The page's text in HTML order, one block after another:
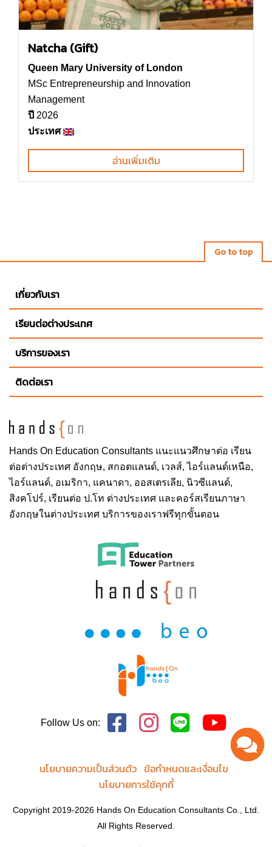
Natcha (Gift)
Queen Mary University of London
MSc Entrepreneurship and Innovation
Management
ปี 2026
ประเทศ
อ่านเพิ่มเติม
Go to top
Hands On Education Consultants แนะแนวศึกษาต่อ เรียน
ต่อต่างประเทศ อังกฤษ, สกอตแลนด์, เวลส์, ไอร์แลนด์เหนือ,
ไอร์แลนด์, อเมริกา, แคนาดา, ออสเตรเลีย, นิวซีแลนด์,
สิงคโปร์, เรียนต่อ ป.โท ต่างประเทศ และคอร์สเรียนภาษา
อังกฤษในต่างประเทศ บริการของเราฟรีทุกขั้นตอน
เกี่ยวกับเรา
เรียนต่อต่างประเทศ
บริการของเรา
ติดต่อเรา
Follow Us on:
นโยบายความเป็นส่วนตัว ข้อกำหนดและเงื่อนไข
นโยบายการใช้คุกกี้
Copyright 2019-2026 Hands On Education Consultants Co., Ltd.
All Rights Reserved.